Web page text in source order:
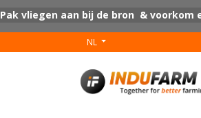
Pak vliegen aan bij de bron & voorkom
NL